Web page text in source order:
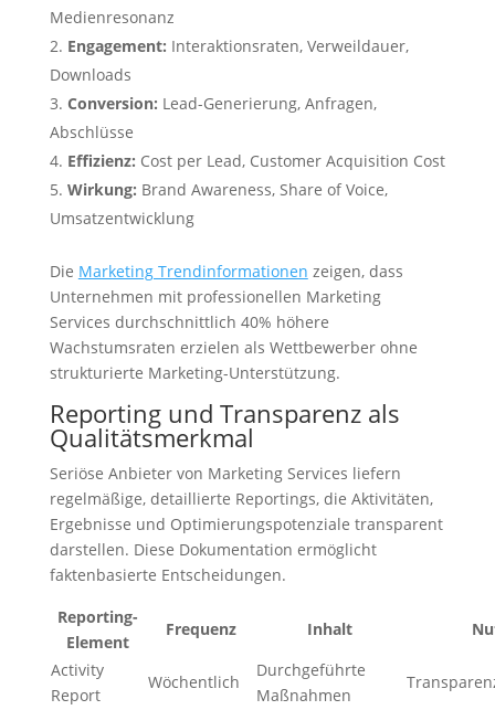
Medienresonanz
Engagement: Interaktionsraten, Verweildauer,
Downloads
Conversion: Lead-Generierung, Anfragen,
Abschlüsse
Effizienz: Cost per Lead, Customer Acquisition Cost
Wirkung: Brand Awareness, Share of Voice,
Umsatzentwicklung
Die Marketing Trendinformationen zeigen, dass
Unternehmen mit professionellen Marketing
Services durchschnittlich 40% höhere
Wachstumsraten erzielen als Wettbewerber ohne
strukturierte Marketing-Unterstützung.
Reporting und Transparenz als
Qualitätsmerkmal
Seriöse Anbieter von Marketing Services liefern
regelmäßige, detaillierte Reportings, die Aktivitäten,
Ergebnisse und Optimierungspotenziale transparent
darstellen. Diese Dokumentation ermöglicht
faktenbasierte Entscheidungen.
Reporting-
Element
Frequenz Inhalt
Activity
Report
Wöchentlich
Durchgeführte
Maßnahmen